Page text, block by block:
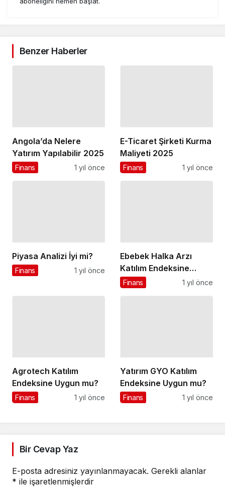
Benzer Haberler
Angola’da Nelere
Yatırım Yapılabilir 2025
Finans 1 yıl önce
E-Ticaret Şirketi Kurma
Maliyeti 2025
Finans 1 yıl önce
Piyasa Analizi İyi mi?
Finans 1 yıl önce
Ebebek Halka Arzı
Katılım Endeksine
Uygun mu?
Finans 1 yıl önce
Agrotech Katılım
Endeksine Uygun mu?
Finans 1 yıl önce
Yatırım GYO Katılım
Endeksine Uygun mu?
Finans 1 yıl önce
Bir Cevap Yaz
E-posta adresiniz yayınlanmayacak. Gerekli alanlar
* ile işaretlenmişlerdir